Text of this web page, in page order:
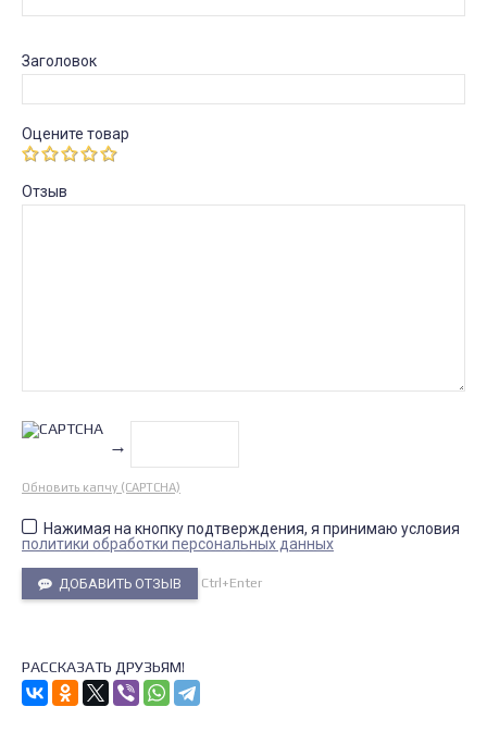
Заголовок
Оцените товар
Отзыв
→
Обновить капчу (CAPTCHA)
Нажимая на кнопку подтверждения, я принимаю условия
политики обработки персональных данных
ДОБАВИТЬ ОТЗЫВ Ctrl+Enter
РАССКАЗАТЬ ДРУЗЬЯМ!